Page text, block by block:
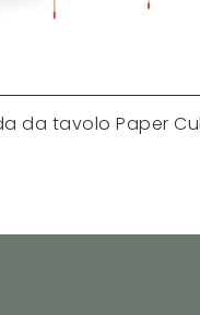
da tavolo Paper